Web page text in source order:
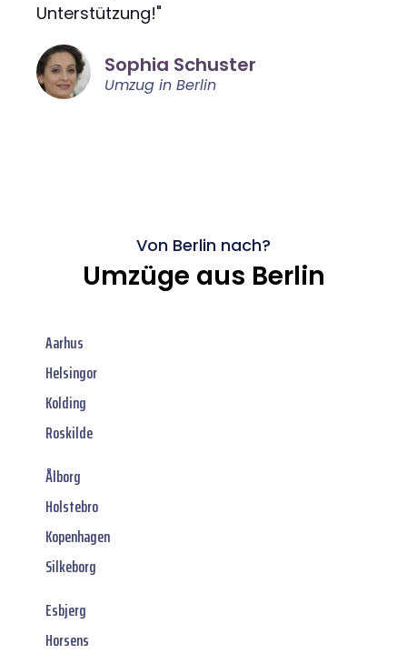
Unterstützung!"
Sophia Schuster
Umzug in Berlin
Von Berlin nach?
Umzüge aus Berlin
Aarhus
Helsingor
Kolding
Roskilde
Ålborg
Holstebro
Kopenhagen
Silkeborg
Esbjerg
Horsens